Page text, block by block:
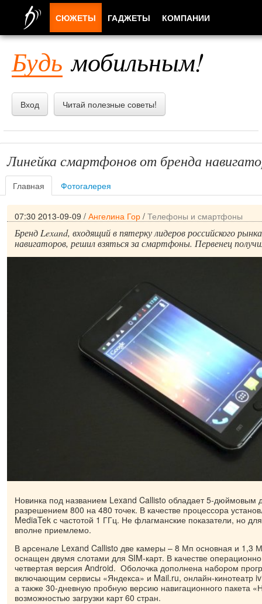
Будь мобильным!
Вход Читай полезные советы!
Линейка смартфонов от бренда
Главная Фотогалерея
07:30 2013-09-09 / Ангелина Гор / Телефоны и смартфоны
Бренд Lexand, входящий в пятерку лидеров российского
навигаторов, решил взяться за смартфоны. Первенец
Новинка под названием Lexand Callisto обладает 5-дюймовым
разрешением 800 на 480 точек. В качестве процессора
MediaTek с частотой 1 ГГц. Не флагманские показатели, но
вполне приемлемо.
В арсенале Lexand Callisto две камеры – 8 Мп основная и 1,3
оснащен двумя слотами для SIM-карт. В качестве
четвертая версия Android. Оболочка дополнена набором
включающим сервисы «Яндекса» и Mail.ru, онлайн-кинотеатр
а также 30-дневную пробную версию навигационного пакета
возможностью загрузки карт 60 стран.
СЮЖЕТЫ ГАДЖЕТЫ КОМПАНИИ
ПРИЛОЖЕНИЯ